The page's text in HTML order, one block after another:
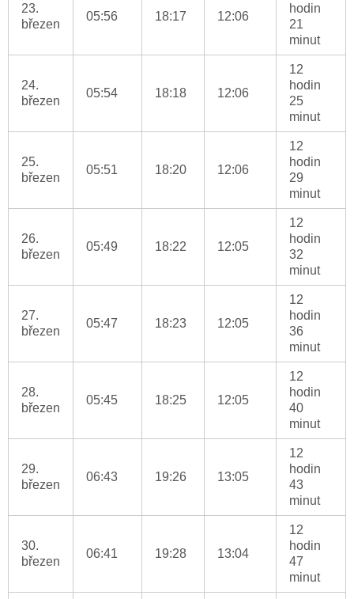
23.
březen
05:56 18:17 12:06
hodin
21
minut
24.
březen
05:54 18:18 12:06
12
hodin
25
minut
25.
březen
05:51 18:20 12:06
12
hodin
29
minut
26.
březen
05:49 18:22 12:05
12
hodin
32
minut
27.
březen
05:47 18:23 12:05
12
hodin
36
minut
28.
březen
05:45 18:25 12:05
12
hodin
40
minut
29.
březen
06:43 19:26 13:05
12
hodin
43
minut
30.
březen
06:41 19:28 13:04
12
hodin
47
minut